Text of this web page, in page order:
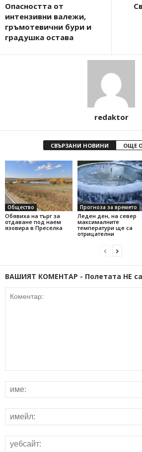
Опасността от
интензивни валежи,
гръмотевични бури и
градушка остава
redaktor
СВЪРЗАНИ НОВИНИ ОЩЕ
Общество
Обявиха на търг за
отдаване под наем
язовира в Преселка
Прогноза за времето
Леден ден, на север
максималните
температури ще са
отрицателни
ВАШИЯТ КОМЕНТАР - Полетата НЕ